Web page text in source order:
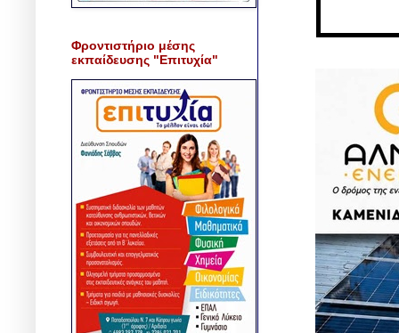
Φροντιστήριο μέσης
εκπαίδευσης "Επιτυχία"